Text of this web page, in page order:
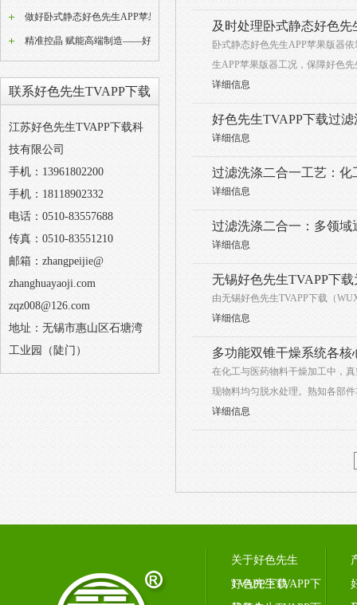
做好卧式静态好色先生APP苹果版器常态化养护工作是稳定好色先生APP苹果版成品品质的关键
精准控晶 赋能高端制造——好色先生TVAPP下载W型动态好色先生APP苹果版设备技术解析
联系好色先生TVAPP下载
江苏好色先生TVAPP下载科
技有限公司
手机：13961802200
手机：18118902332
电话：0510-83557688
传真：0510-83551210
邮箱：zhangpeijie@
zhanghuayaoji.com
zqz008@126.com
地址：无锡市惠山区石塘湾
工业园（陡门）
及时处理卧式静态好色
卧式静态好色先生APP苹果版器依
生APP苹果版器工况，保障好色
详细信息
好色先生TVAPP下载过
详细信息
过滤洗涤二合一工艺：
详细信息
过滤洗涤二合一：多领
详细信息
无锡好色先生TVAPP下载
由无锡好色先生TVAPP下载（
详细信息
多功能双锥干燥系统各
在化工与医药物料干燥加工中
现物料均匀脱水处理。熟知各部件
详细信息
关于好色先生
TVAPP下载
好色先生TVAPP下